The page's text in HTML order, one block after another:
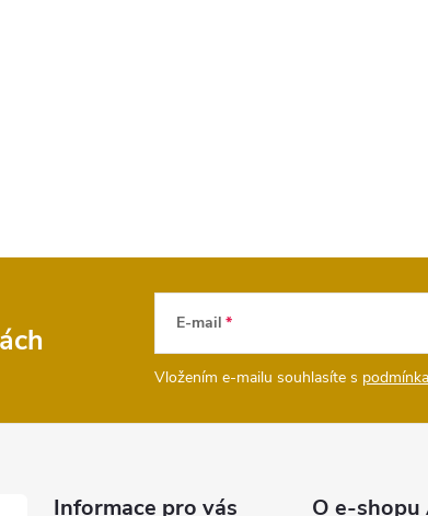
E-mail
Vložením e-mailu souhlasíte s
Informace pro vás O e-